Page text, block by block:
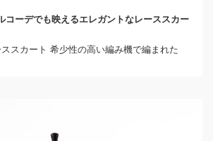
コーデでも映えるエレガントなレーススカー
スカート 希少性の高い編み機で編まれた